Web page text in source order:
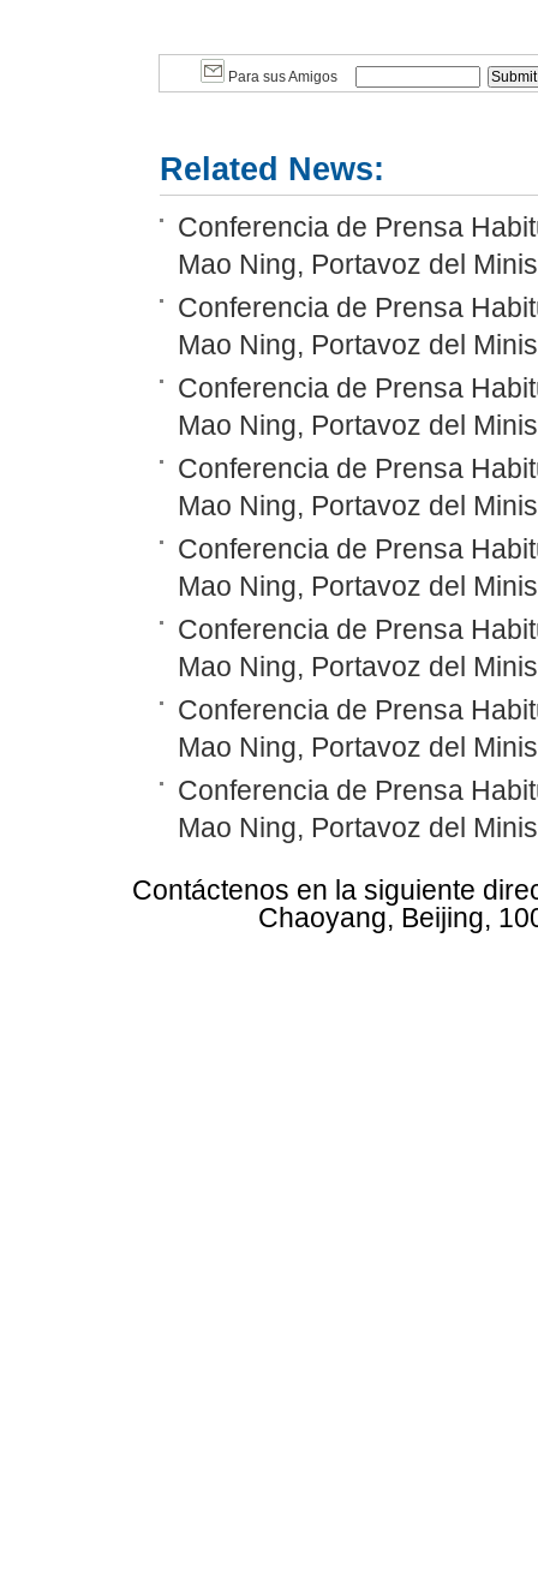
Para sus Amigos
Related News:
Conferencia de Prensa
Mao Ning, Portavoz del
Conferencia de Prensa
Mao Ning, Portavoz del
Conferencia de Prensa
Mao Ning, Portavoz del
Conferencia de Prensa
Mao Ning, Portavoz del
Conferencia de Prensa
Mao Ning, Portavoz del
Conferencia de Prensa
Mao Ning, Portavoz del
Conferencia de Prensa
Mao Ning, Portavoz del
Conferencia de Prensa
Mao Ning, Portavoz del
Contáctenos en la siguiente
Chaoyang, Beijing,